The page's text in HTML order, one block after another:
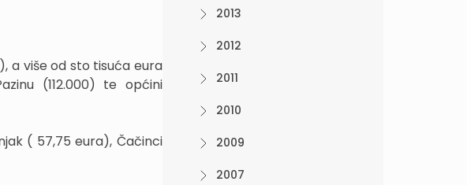
a više od sto tisuća eura
(112.000) te općini
( 57,75 eura), Čačinci
2013
2012
2011
2010
2009
2007